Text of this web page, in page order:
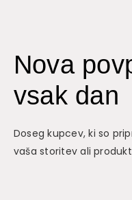
Nova
vsak dan
Doseg kupcev, ki so
vaša storitev ali produkt